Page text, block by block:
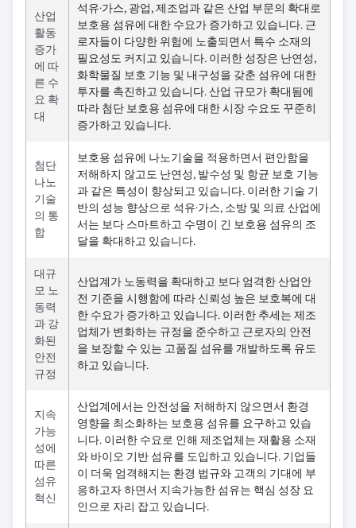
산업
활동
증가
에 따
른 수
요 확
대
석유·가스, 광업, 제조업과 같은 산업 부문의 확대로
보호용 섬유에 대한 수요가 증가하고 있습니다. 근
로자들이 다양한 위험에 노출되면서 특수 소재의
필요성도 커지고 있습니다. 이러한 성장은 난연성,
화학물질 보호 기능 및 내구성을 갖춘 섬유에 대한
투자를 촉진하고 있습니다. 산업 규모가 확대됨에
따라 첨단 보호용 섬유에 대한 시장 수요도 꾸준히
증가하고 있습니다.
첨단
나노
기술
의 통
합
보호용 섬유에 나노기술을 적용하면서 편안함을
저해하지 않고도 난연성, 발수성 및 항균 보호 기능
과 같은 특성이 향상되고 있습니다. 이러한 기술 기
반의 성능 향상으로 석유·가스, 소방 및 의료 산업에
서는 보다 스마트하고 수명이 긴 보호용 섬유의 조
달을 확대하고 있습니다.
대규
모 노
동력
과 강
화된
안전
규정
산업계가 노동력을 확대하고 보다 엄격한 산업안
전 기준을 시행함에 따라 신뢰성 높은 보호복에 대
한 수요가 증가하고 있습니다. 이러한 추세는 제조
업체가 변화하는 규정을 준수하고 근로자의 안전
을 보장할 수 있는 고품질 섬유를 개발하도록 유도
하고 있습니다.
지속
가능
성에
따른
섬유
혁신
산업계에서는 안전성을 저해하지 않으면서 환경
영향을 최소화하는 보호용 섬유를 요구하고 있습
니다. 이러한 수요로 인해 제조업체는 재활용 소재
와 바이오 기반 섬유를 도입하고 있습니다. 기업들
이 더욱 엄격해지는 환경 법규와 고객의 기대에 부
응하고자 하면서 지속가능한 섬유는 핵심 성장 요
인으로 자리 잡고 있습니다.